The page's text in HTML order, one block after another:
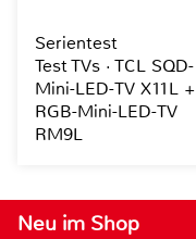
Neu im Shop
Serientest
Test TVs · TCL SQD-
Mini-LED-TV X11L +
RGB-Mini-LED-TV
RM9L